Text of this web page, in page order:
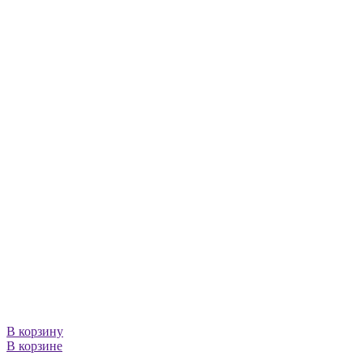
В корзину
В корзине